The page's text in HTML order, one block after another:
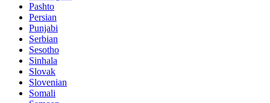
Pashto
Persian
Punjabi
Serbian
Sesotho
Sinhala
Slovak
Slovenian
Somali